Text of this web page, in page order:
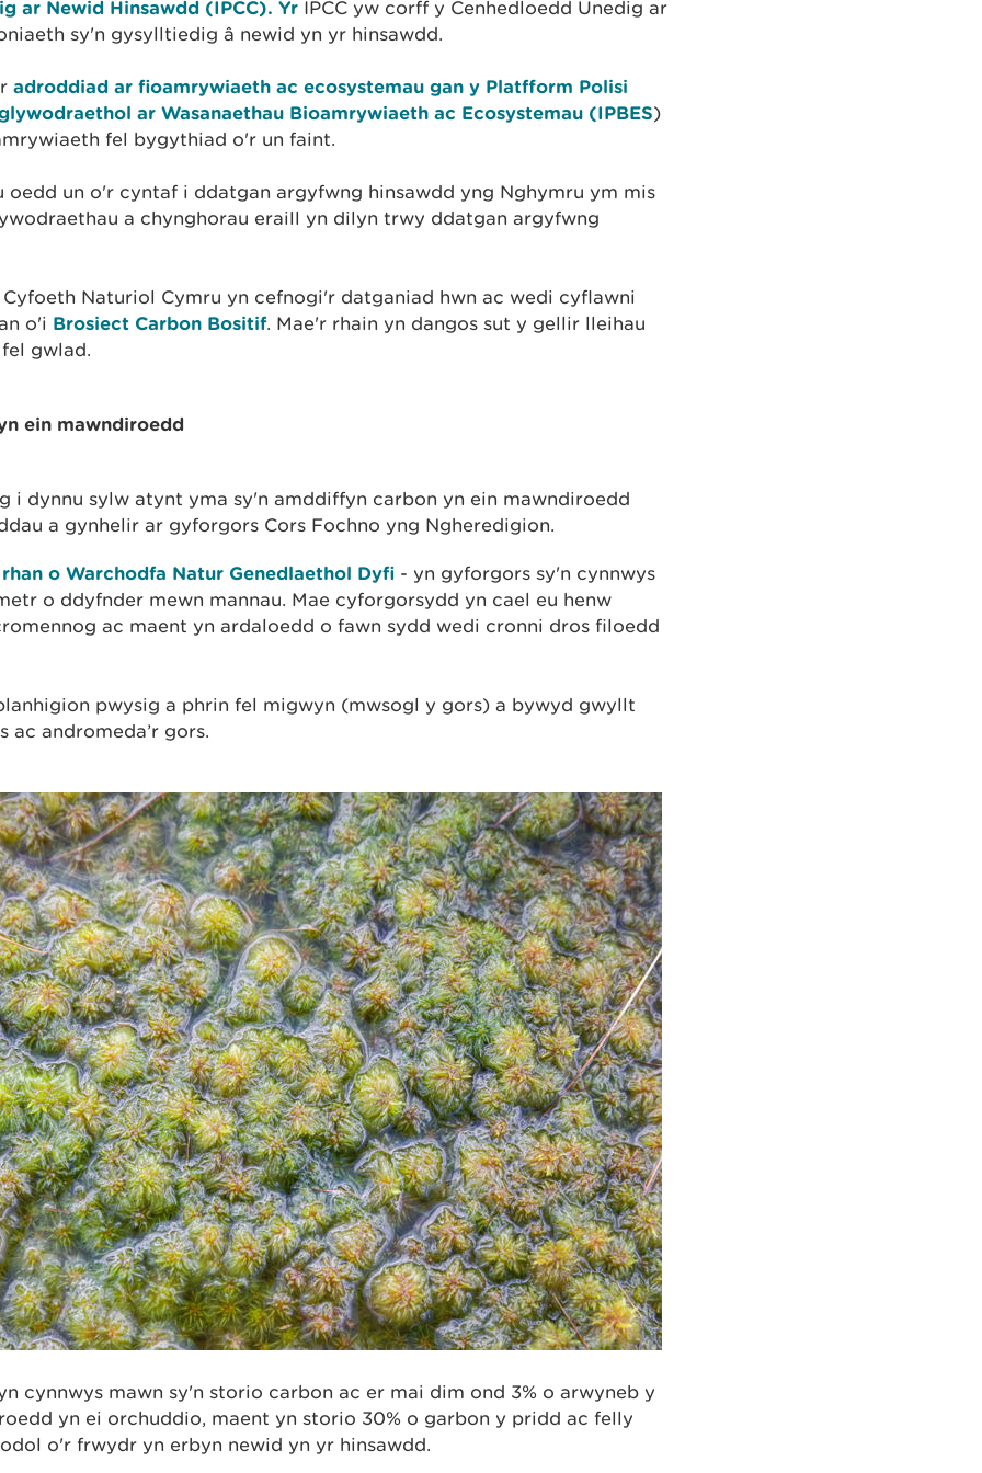
ar Newid Hinsawdd (IPCC). Yr IPCC yw corff y Cenhedloedd Unedig ar
sy'n gysylltiedig â newid yn yr hinsawdd.
adroddiad ar fioamrywiaeth ac ecosystemau gan y Platfform Polisi
ar Wasanaethau Bioamrywiaeth ac Ecosystemau (IPBES)
fel bygythiad o'r un faint.
oedd un o'r cyntaf i ddatgan argyfwng hinsawdd yng Nghymru ym mis
a chynghorau eraill yn dilyn trwy ddatgan argyfwng
Cyfoeth Naturiol Cymru yn cefnogi'r datganiad hwn ac wedi cyflawni
o'i Brosiect Carbon Bositif. Mae'r rhain yn dangos sut y gellir lleihau
gwlad.
ein mawndiroedd
i dynnu sylw atynt yma sy'n amddiffyn carbon yn ein mawndiroedd
a gynhelir ar gyforgors Cors Fochno yng Ngheredigion.
o Warchodfa Natur Genedlaethol Dyfi - yn gyforgors sy'n cynnwys
o ddyfnder mewn mannau. Mae cyforgorsydd yn cael eu henw
ac maent yn ardaloedd o fawn sydd wedi cronni dros filoedd
pwysig a phrin fel migwyn (mwsogl y gors) a bywyd gwyllt
andromeda’r gors.
cynnwys mawn sy'n storio carbon ac er mai dim ond 3% o arwyneb y
yn ei orchuddio, maent yn storio 30% o garbon y pridd ac felly
o'r frwydr yn erbyn newid yn yr hinsawdd.